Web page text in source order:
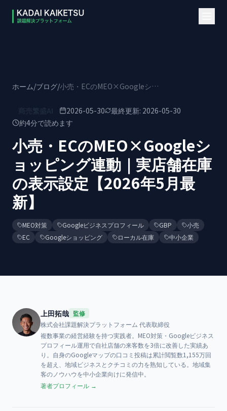
ホーム/ブログ/ 小売・ECのMEO×Googleショッピング連動｜実店舗在庫の表示設定【2026年5月最新】
2026-05-30 最終更新: 2026-05-30
約4分で読めます
小売・ECのMEO×Googleシ
ョッピング連動｜実店舗在庫
の表示設定【2026年5月最
新】
MEO対策 Googleビジネスプロフィール GBP
小売
EC
Googleショッピング ローカル在庫 中小企業
上田拓哉 監修
株式会社課題解決プラットフォーム 代表取締役
複数事業の経営経験を持つ実践者。MEO対策・Googleビジネス
プロフィール運用で自社店舗の来客数を3倍に改善した実績あ
り。自身のGoogleマップの口コミ投稿は累計閲覧数1,155万回
を超え、地域ビジネスとクチコミの力を熟知している。地域集
客のノウハウを中小企業向けに発信中。
著者プロフィール →